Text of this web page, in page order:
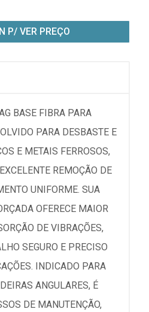
P/ VER PREÇO
BASE FIBRA PARA
PARA DESBASTE E
E METAIS FERROSOS,
REMOÇÃO DE
UNIFORME. SUA
OFERECE MAIOR
DE VIBRAÇÕES,
SEGURO E PRECISO
INDICADO PARA
ANGULARES, É
DE MANUTENÇÃO,